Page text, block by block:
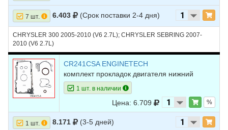
37 JEEP
7 шт. 6.403 (Срок поставки 2-4 дня)
CHRYSLER 300 2005-2010 (V6 2.7L); CHRYSLER SEBRING 2007-
2010 (V6 2.7L)
CR241CSA ENGINETECH
комплект прокладок двигателя нижний
1 шт. в наличии
Цена: 6.709 %
1 шт. 8.171 (3-5 дней)